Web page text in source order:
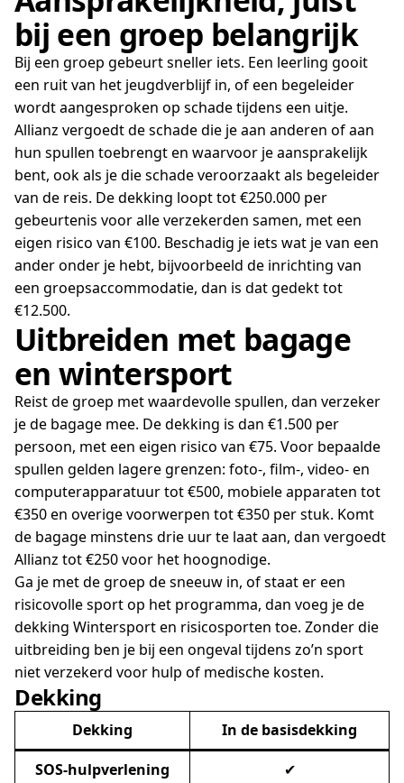
bij een groep belangrijk
Bij een groep gebeurt sneller iets. Een leerling gooit
een ruit van het jeugdverblijf in, of een begeleider
wordt aangesproken op schade tijdens een uitje.
Allianz vergoedt de schade die je aan anderen of aan
hun spullen toebrengt en waarvoor je aansprakelijk
bent, ook als je die schade veroorzaakt als begeleider
van de reis. De dekking loopt tot €250.000 per
gebeurtenis voor alle verzekerden samen, met een
eigen risico van €100. Beschadig je iets wat je van een
ander onder je hebt, bijvoorbeeld de inrichting van
een groepsaccommodatie, dan is dat gedekt tot
€12.500.
Uitbreiden met bagage
en wintersport
Reist de groep met waardevolle spullen, dan verzeker
je de bagage mee. De dekking is dan €1.500 per
persoon, met een eigen risico van €75. Voor bepaalde
spullen gelden lagere grenzen: foto-, film-, video- en
computerapparatuur tot €500, mobiele apparaten tot
€350 en overige voorwerpen tot €350 per stuk. Komt
de bagage minstens drie uur te laat aan, dan vergoedt
Allianz tot €250 voor het hoognodige.
Ga je met de groep de sneeuw in, of staat er een
risicovolle sport op het programma, dan voeg je de
dekking Wintersport en risicosporten toe. Zonder die
uitbreiding ben je bij een ongeval tijdens zo’n sport
niet verzekerd voor hulp of medische kosten.
Dekking
Dekking
In de basisdekking
SOS-hulpverlening
✔